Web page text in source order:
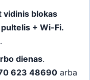
vidinis blokas
+ Wi-Fi.
dienas.
623 48690 arba